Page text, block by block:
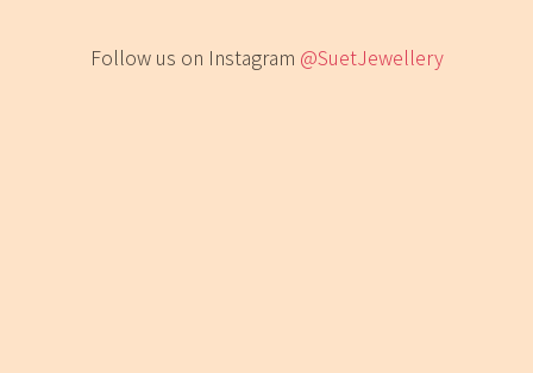
Follow us on Instagram @SuetJewellery